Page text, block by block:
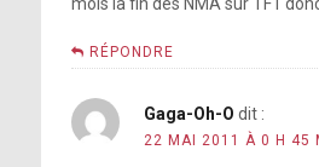
RÉPONDRE
Gaga-Oh-O dit :
22 MAI 2011 À 0 H 45